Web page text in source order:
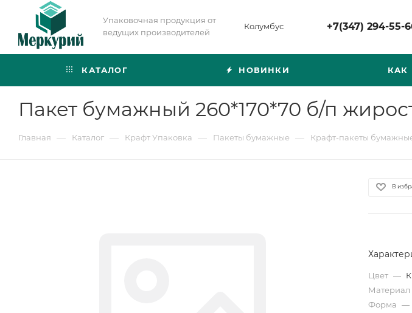
Упаковочная продукция от
ведущих производителей
Колумбус +7(347) 294-55-
КАТАЛОГ НОВИНКИ КАК
Пакет бумажный 260*170*70 б/п
Главная — Каталог — Крафт Упаковка — Пакеты бумажные — Крафт-пакеты
В
Цвет —
Материал
Форма —